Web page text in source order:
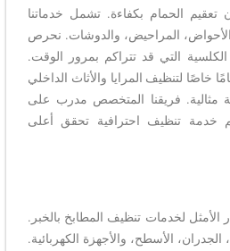
الحمام بكفاءة. تشمل خدماتنا
الأحواض، المراحيض، والدوشات. نحرص
الكلسية التي قد تتراكم بمرور الوقت.
خاصًا لتنظيف المرايا والأثاث الداخلي
مثالية. فريقنا المتخصص مدرب على
خدمة تنظيف احترافية تحقق أعلى
الأمثل لخدمات تنظيف المطابخ بالخبر.
الأسطح، والأجهزة الكهربائية.